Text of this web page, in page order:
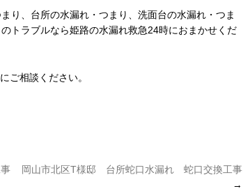
り、台所の水漏れ・つまり、洗面台の水漏れ・つま
トラブルなら姫路の水漏れ救急24時におまかせくだ
ご相談ください。
岡山市北区T様邸 台所蛇口水漏れ 蛇口交換工事
→